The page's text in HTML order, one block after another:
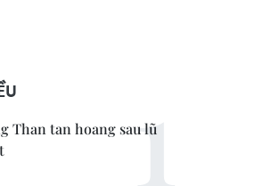
Than tan hoang sau lũ